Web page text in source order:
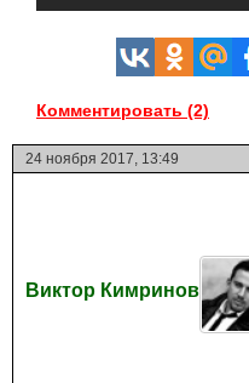
Комментировать (2)
24 ноября 2017, 13:49
Виктор Кимринов